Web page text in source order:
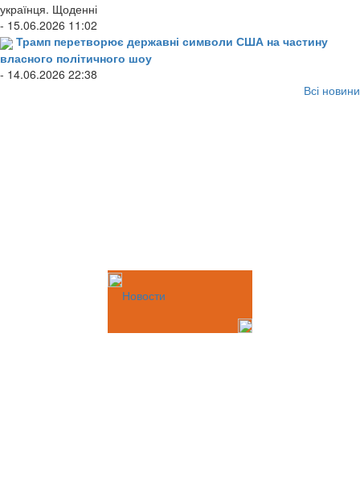
українця. Щоденні
- 15.06.2026 11:02
Трамп перетворює державні символи США на частину
власного політичного шоу
- 14.06.2026 22:38
Всі новини
Новости